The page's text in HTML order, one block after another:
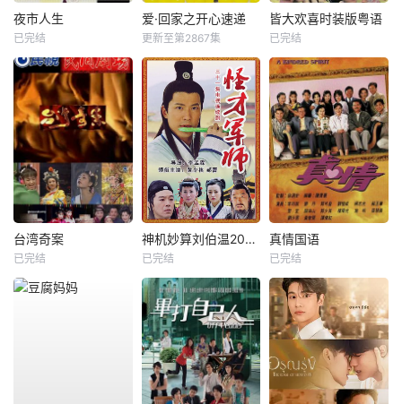
夜市人生
已完结
爱·回家之开心速递
更新至第2867集
皆大欢喜时装版粤语
已完结
台湾奇案
已完结
神机妙算刘伯温2006
已完结
真情国语
已完结